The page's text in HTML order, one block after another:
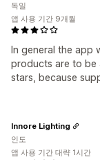
In general the app
products are to be
stars, because
독일
앱 사용 기간 9개월
Innore Lighting
인도
앱 사용 기간 대략 1시간